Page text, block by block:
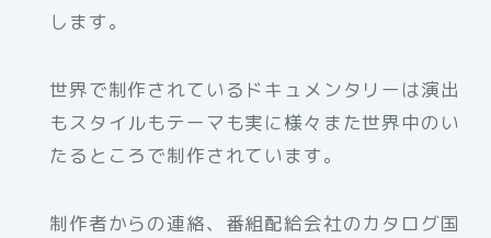
します。
世界で制作されているドキュメンタリーは演出
もスタイルもテーマも実に様々また世界中のい
たるところで制作されています。
制作者からの連絡、番組配給会社のカタログ国